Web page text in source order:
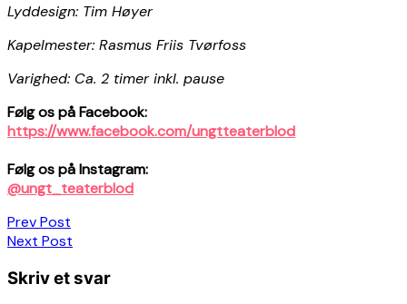
Lyddesign: Tim Høyer
Kapelmester: Rasmus Friis Tvørfoss
Varighed: Ca. 2 timer inkl. pause
Følg os på Facebook:
https://www.facebook.com/ungtteaterblod
Følg os på Instagram:
@ungt_teaterblod
Indlægsnavigation
Prev Post
Next Post
Skriv et svar